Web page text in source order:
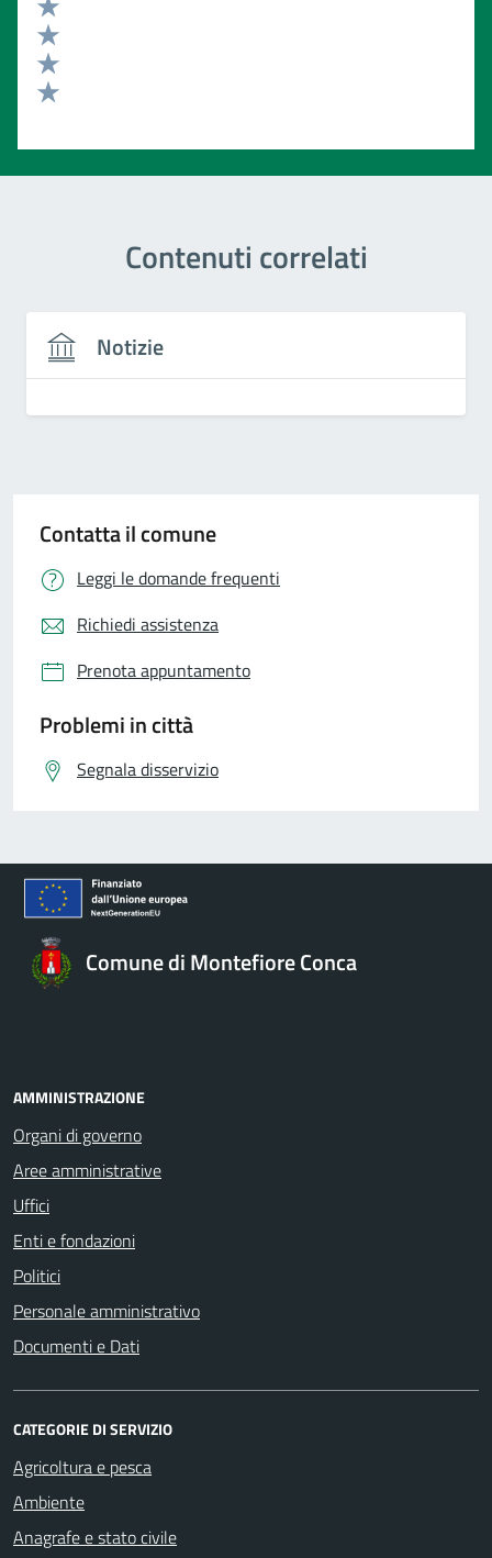
Valuta 4 stelle su 5
Valuta 3 stelle su 5
Valuta 2 stelle su 5
Contenuti correlati
Notizie
Contatta il comune
Leggi le domande frequenti
Richiedi assistenza
Prenota appuntamento
Problemi in città
Segnala disservizio
Comune di Montefiore Conca
AMMINISTRAZIONE
Organi di governo
Aree amministrative
Uffici
Enti e fondazioni
Politici
Personale amministrativo
Documenti e Dati
CATEGORIE DI SERVIZIO
Agricoltura e pesca
Ambiente
Anagrafe e stato civile